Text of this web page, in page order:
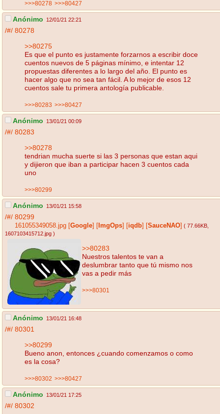
>>>80278 >>>80427
Anónimo 12/01/21 22:21
/#/ 80278
>>80275
Es que el punto es justamente forzarnos a escribir doce
cuentos nuevos de 5 páginas mínimo, e intentar 12
propuestas diferentes a lo largo del año. El punto es
hacer algo que no sea tan fácil. A lo mejor de esos 12
cuentos sale tu primera antología publicable.
>>>80283 >>>80427
Anónimo 13/01/21 00:09
/#/ 80283
>>80278
tendrian mucha suerte si las 3 personas que estan aqui
y dijieron que iban a participar hacen 3 cuentos cada
uno
>>>80299
Anónimo 13/01/21 15:58
/#/ 80299
161055349058.jpg Google ImgOps iqdb SauceNAO ( 77.66KB
1607103415712.jpg )
>>80283
Nuestros talentos te van a
deslumbrar tanto que tú mismo nos
vas a pedir más
>>>80301
Anónimo 13/01/21 16:48
/#/ 80301
>>80299
Bueno anon, entonces ¿cuando comenzamos o como
es la cosa?
>>>80302 >>>80427
Anónimo 13/01/21 17:25
/#/ 80302